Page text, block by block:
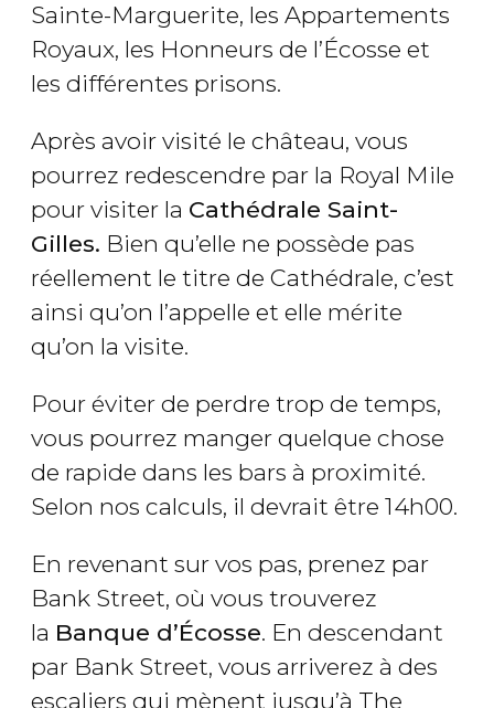
Sainte-Marguerite, les Appartements
Royaux, les Honneurs de l’Écosse et
les différentes prisons.
Après avoir visité le château, vous
pourrez redescendre par la Royal Mile
pour visiter la Cathédrale Saint-
Gilles. Bien qu’elle ne possède pas
réellement le titre de Cathédrale, c’est
ainsi qu’on l’appelle et elle mérite
qu’on la visite.
Pour éviter de perdre trop de temps,
vous pourrez manger quelque chose
de rapide dans les bars à proximité.
Selon nos calculs, il devrait être 14h00.
En revenant sur vos pas, prenez par
Bank Street, où vous trouverez
la Banque d’Écosse. En descendant
par Bank Street, vous arriverez à des
escaliers qui mènent jusqu’à The